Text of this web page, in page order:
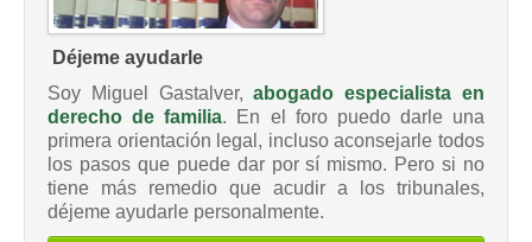
Déjeme ayudarle
Soy Miguel Gastalver,abogado especialista en
derecho de familia. En el foro puedo darle una
primera orientación legal, incluso aconsejarle todos
los pasos que puede dar por sí mismo. Pero si no
tiene más remedio que acudir a los tribunales,
déjeme ayudarle personalmente.